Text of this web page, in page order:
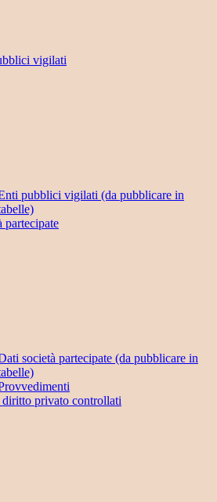
vigilati
pubblici vigilati (da pubblicare in
partecipate
società partecipate (da pubblicare in
privato controllati